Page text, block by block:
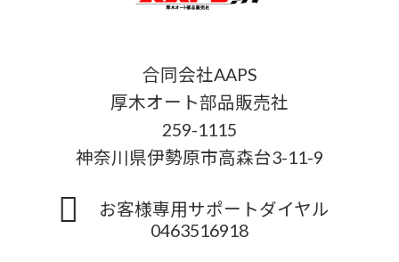
合同会社AAPS
厚木オート部品販売社
259-1115
神奈川県伊勢原市高森台3-11-9
お客様専用サポートダイヤル
0463516918